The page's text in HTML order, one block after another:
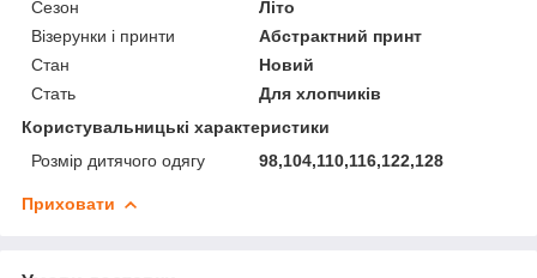
Сезон
Літо
Візерунки і принти
Абстрактний принт
Стан
Новий
Стать
Для хлопчиків
Користувальницькі характеристики
Розмір дитячого одягу
98,104,110,116,122,128
Приховати